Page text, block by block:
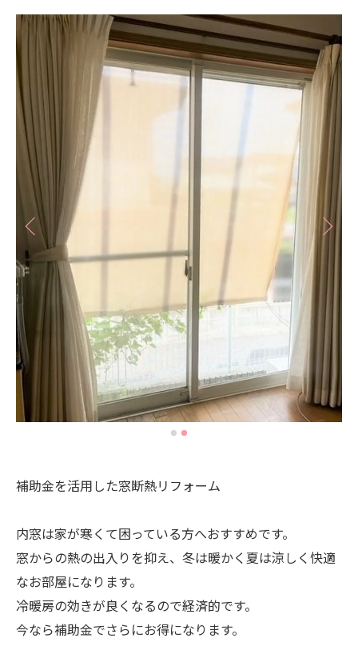
補助金を活用した窓断熱リフォーム
内窓は家が寒くて困っている方へおすすめです。
窓からの熱の出入りを抑え、冬は暖かく夏は涼しく快適
なお部屋になります。
冷暖房の効きが良くなるので経済的です。
今なら補助金でさらにお得になります。